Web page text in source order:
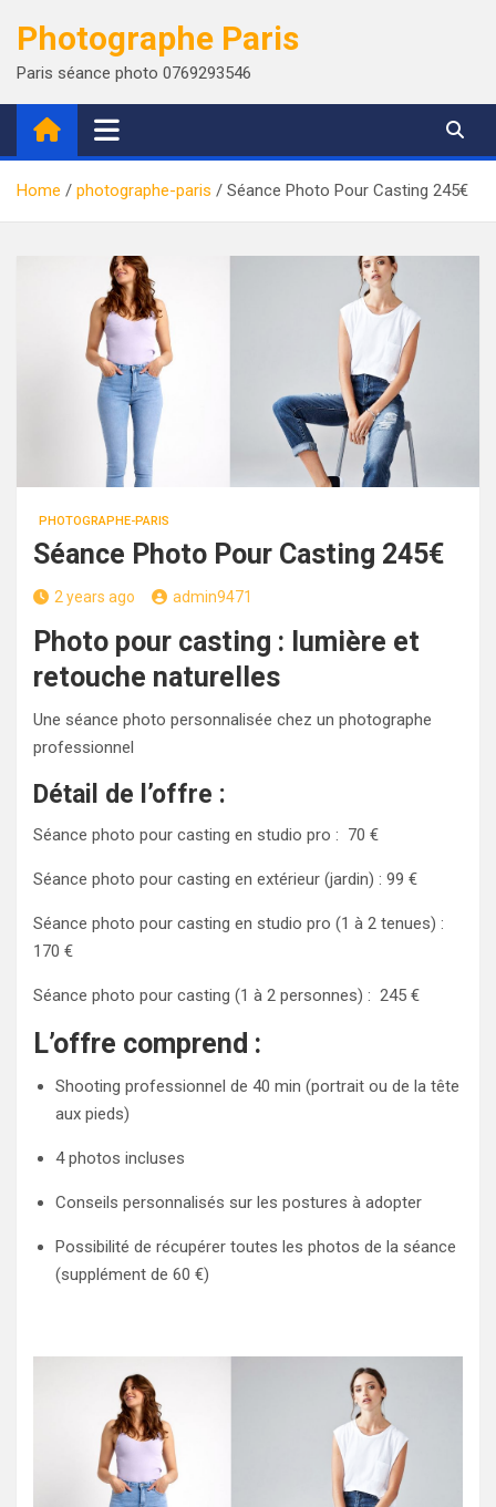
content
Photographe Paris
Paris séance photo 0769293546
Home photographe-paris Séance Photo Pour Casting 245€
PHOTOGRAPHE-PARIS
Séance Photo Pour Casting 245€
2 years ago admin9471
Photo pour casting : lumière et
retouche naturelles
Une séance photo personnalisée chez un photographe
professionnel
Détail de l’offre :
Séance photo pour casting en studio pro : 70 €
Séance photo pour casting en extérieur (jardin) : 99 €
Séance photo pour casting en studio pro (1 à 2 tenues) :
170 €
Séance photo pour casting (1 à 2 personnes) : 245 €
L’offre comprend :
Shooting professionnel de 40 min (portrait ou de la tête
aux pieds)
4 photos incluses
Conseils personnalisés sur les postures à adopter
Possibilité de récupérer toutes les photos de la séance
(supplément de 60 €)